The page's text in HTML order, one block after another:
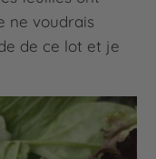
ne voudrais
de ce lot et je